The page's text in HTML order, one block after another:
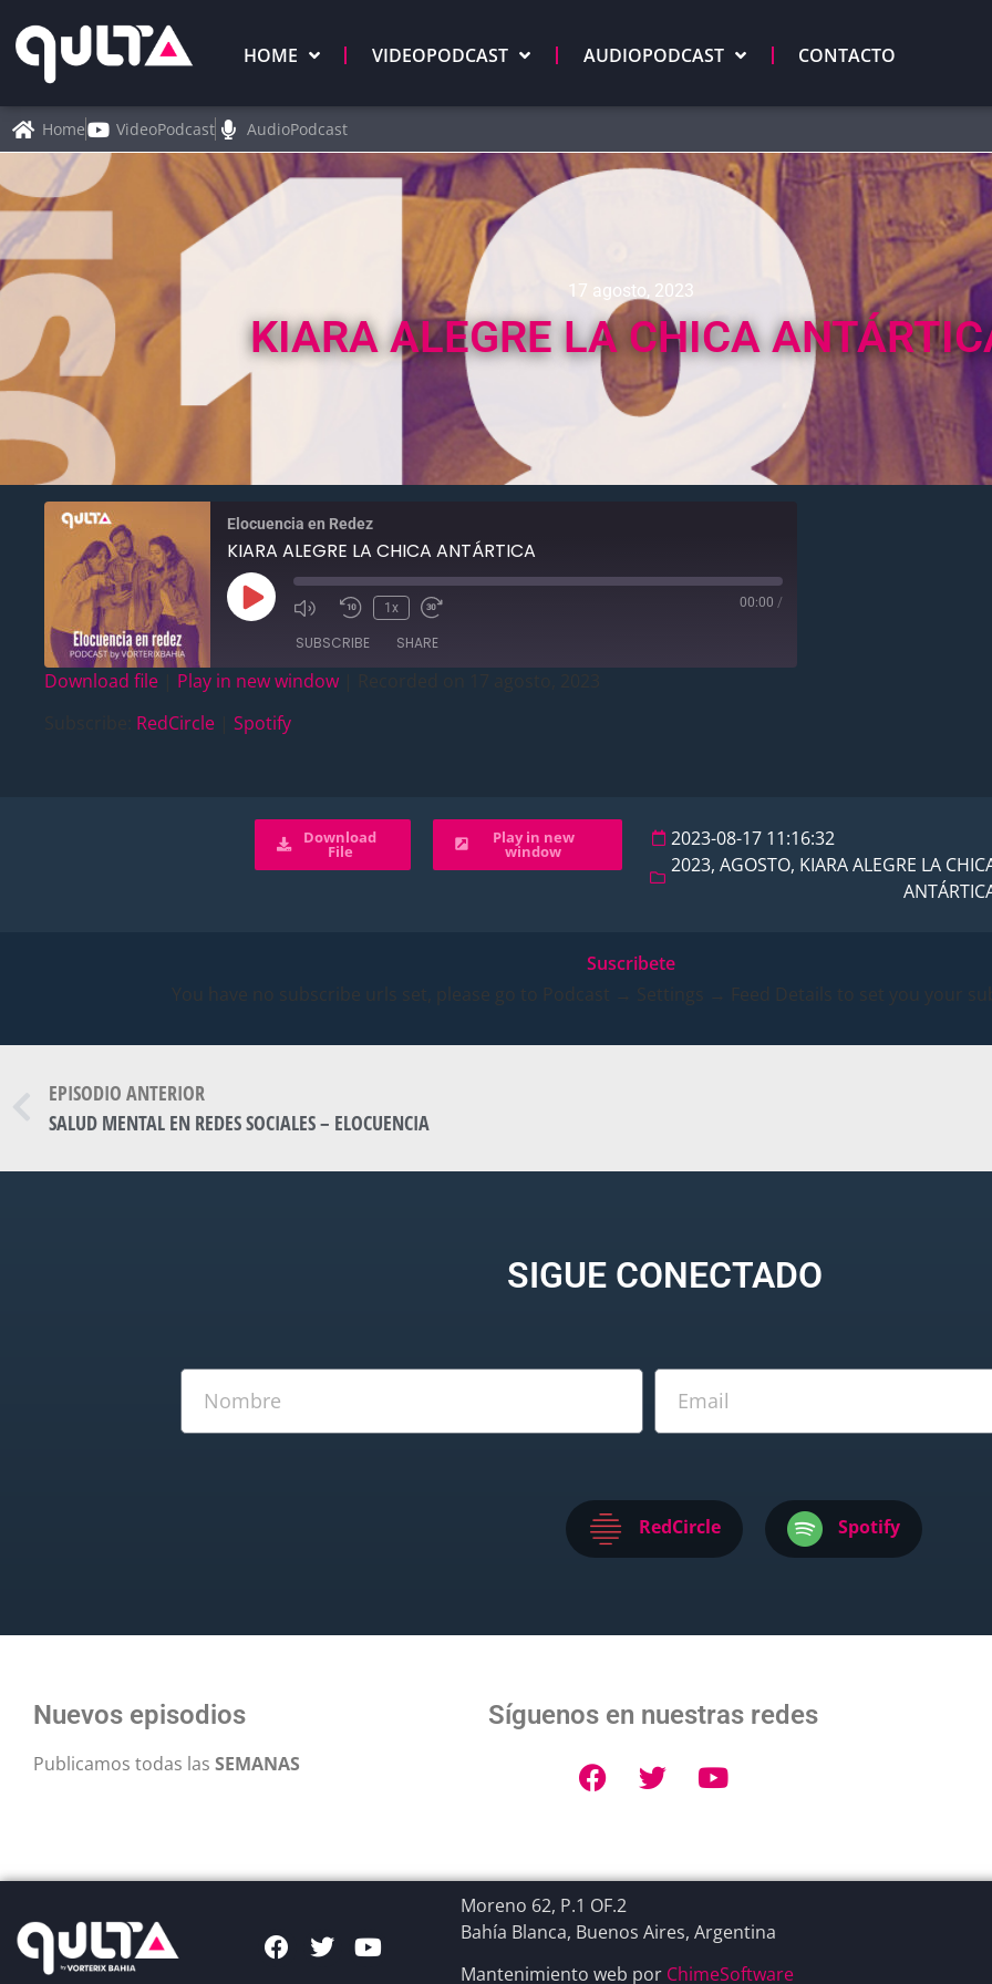
HOME VIDEOPODCAST AUDIOPODCAST CONTACTO
Home VideoPodcast AudioPodcast
17 agosto, 2023
KIARA ALEGRE LA CHICA
Elocuencia en Redez
KIARA ALEGRE LA CHICA ANTÁRTICA
1x 00:00 /
SUBSCRIBE SHARE
RedCircle
Download file Play in new window
RedCircle Spotify
Download
File
Play in new
window
2023-08-17 11:16:32
2023, AGOSTO, KIARA ALEGRE LA
Suscribete
You have no subscribe urls set, please go to Podcast → Settings → Feed Details to set you your
EPISODIO ANTERIOR
SALUD MENTAL EN REDES SOCIALES – ELOCUENCIA
SIGUE CONECTADO
RedCircle Spotify
Nuevos episodios
Publicamos todas las SEMANAS
Síguenos en nuestras redes
Moreno 62, P.1 OF.2
Bahía Blanca, Buenos Aires, Argentina
Mantenimiento web por ChimeSoftware